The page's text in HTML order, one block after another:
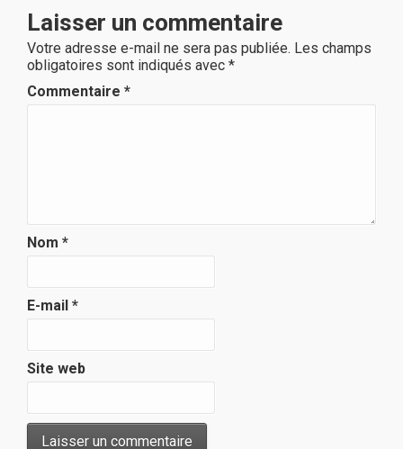
Laisser un commentaire
Votre adresse e-mail ne sera pas publiée. Les champs
obligatoires sont indiqués avec *
Commentaire *
Nom *
E-mail *
Site web